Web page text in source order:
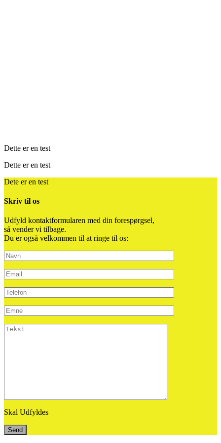
Dette er en test
Dette er en test
Dete er en test
Skriv til os
Udfyld kontaktformularen med din forespørgsel,
så vender vi tilbage.
Du er også velkommen til at ringe til os:
Skal Udfyldes